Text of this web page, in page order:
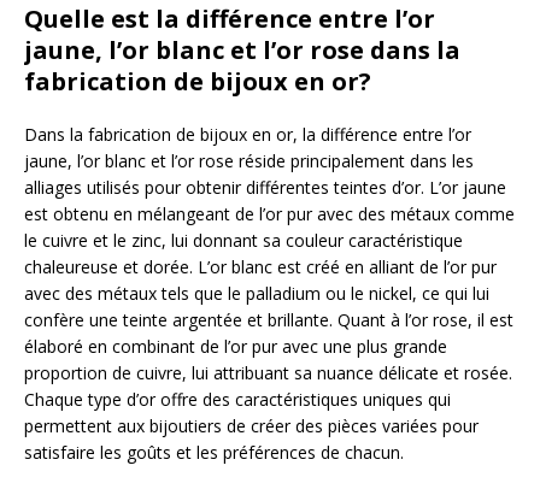
Quelle est la différence entre l’or
jaune, l’or blanc et l’or rose dans la
fabrication de bijoux en or?
Dans la fabrication de bijoux en or, la différence entre l’or
jaune, l’or blanc et l’or rose réside principalement dans les
alliages utilisés pour obtenir différentes teintes d’or. L’or jaune
est obtenu en mélangeant de l’or pur avec des métaux comme
le cuivre et le zinc, lui donnant sa couleur caractéristique
chaleureuse et dorée. L’or blanc est créé en alliant de l’or pur
avec des métaux tels que le palladium ou le nickel, ce qui lui
confère une teinte argentée et brillante. Quant à l’or rose, il est
élaboré en combinant de l’or pur avec une plus grande
proportion de cuivre, lui attribuant sa nuance délicate et rosée.
Chaque type d’or offre des caractéristiques uniques qui
permettent aux bijoutiers de créer des pièces variées pour
satisfaire les goûts et les préférences de chacun.